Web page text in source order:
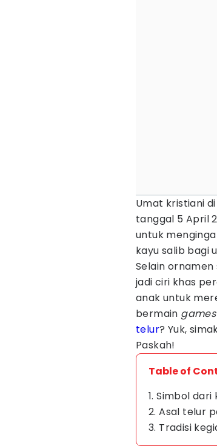
Umat kristiani
tanggal 5 April
untuk
kayu salib bagi
Selain ornamen
jadi ciri khas
anak untuk
bermain games
telur? Yuk,
Paskah!
Table of
1. Simbol
2. Asal telur
3. Tradisi